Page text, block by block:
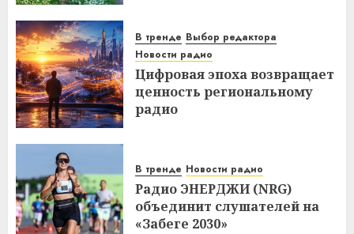
В тренде Выбор редактора
Новости радио
Цифровая эпоха возвращает
ценность региональному
радио
В тренде Новости радио
Радио ЭНЕРДЖИ (NRG)
объединит слушателей на
«Забеге 2030»